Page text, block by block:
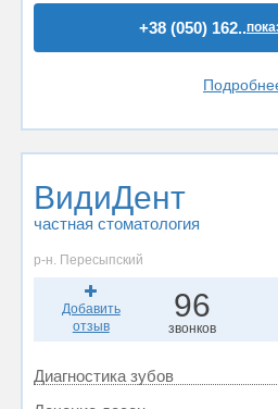
+38 (050) 162..
ВидиДент
частная стоматология
р-н. Пересыпский
Добавить
отзыв
96
звонков
Диагностика зубов